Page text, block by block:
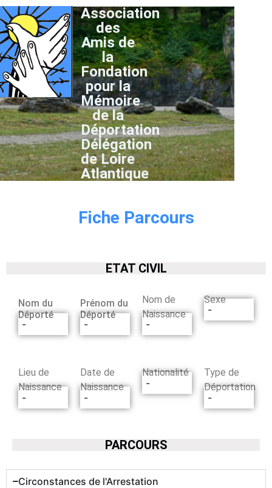
Association
des
Amis de
la
Fondation
pour la
Mémoire
de la
Déportation
Délégation
de Loire
Atlantique
Fiche Parcours
ETAT CIVIL
Nom du
Déporté
-
Prénom du
Déporté
-
Nom de
Naissance
-
Sexe
-
Lieu de
Naissance
-
Date de
Naissance
-
Nationalité
-
Type de
Déportation
-
PARCOURS
Circonstances de l'Arrestation